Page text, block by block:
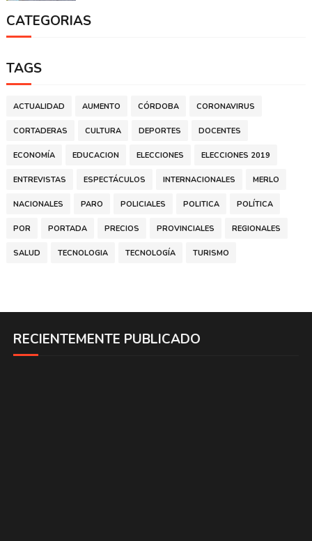
CATEGORIAS
TAGS
ACTUALIDAD AUMENTO CÓRDOBA CORONAVIRUS
CORTADERAS CULTURA DEPORTES DOCENTES
ECONOMÍA EDUCACION ELECCIONES ELECCIONES 2019
ENTREVISTAS ESPECTÁCULOS INTERNACIONALES MERLO
NACIONALES PARO POLICIALES POLITICA POLÍTICA
POR PORTADA PRECIOS PROVINCIALES REGIONALES
SALUD TECNOLOGIA TECNOLOGÍA TURISMO
RECIENTEMENTE PUBLICADO